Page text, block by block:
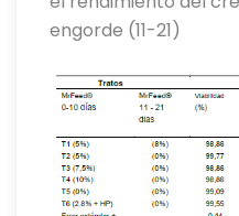
engorde (11-21)